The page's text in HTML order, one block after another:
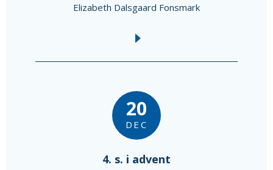
Elizabeth Dalsgaard Fonsmark
20
DEC
4. s. i advent